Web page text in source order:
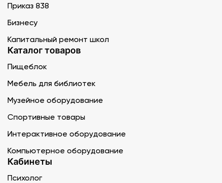
Приказ 838
Бизнесу
Капитальный ремонт школ
Каталог товаров
Пищеблок
Мебель для библиотек
Музейное оборудование
Спортивные товары
Интерактивное оборудование
Компьютерное оборудование
Кабинеты
Психолог